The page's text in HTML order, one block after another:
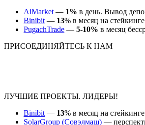
AiMarket— 1% в день. Вывод
Binibit— 13% в месяц на
PugachTrade — 5-10% в месяц
ПРИСОЕДИНЯЙТЕСЬ К НАМ
ЛУЧШИЕ ПРОЕКТЫ. ЛИДЕРЫ!
Binibit— 13% в месяц на
SolarGroup (Совэлмаш) —